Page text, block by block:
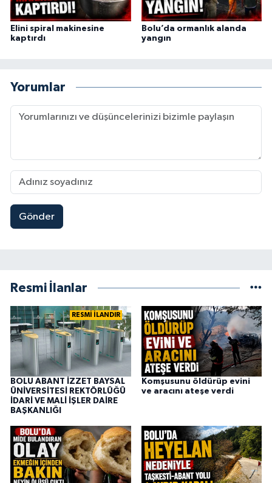
Elini spiral makinesine
kaptırdı
Bolu’da ormanlık alanda
yangın
Yorumlar
Gönder
Resmi İlanlar
RESMİ İLANDIR
BOLU ABANT İZZET BAYSAL
ÜNİVERSİTESİ REKTÖRLÜĞÜ
İDARİ VE MALİ İŞLER DAİRE
BAŞKANLIĞI
Komşusunu öldürüp evini
ve aracını ateşe verdi